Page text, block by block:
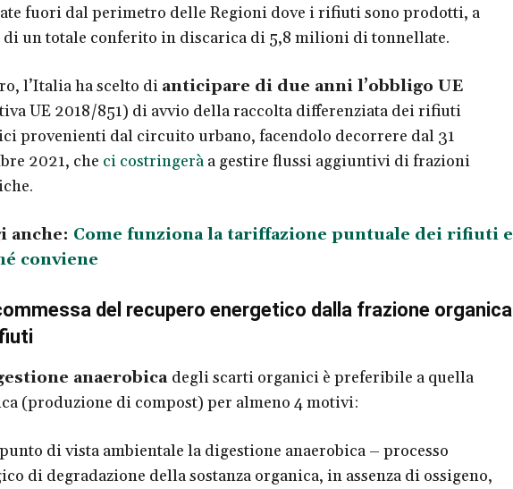
fuori dal perimetro delle Regioni dove i rifiuti sono prodotti, a
un totale conferito in discarica di 5,8 milioni di tonnellate.
l’Italia ha scelto di anticipare di due anni l’obbligo UE
UE 2018/851) di avvio della raccolta differenziata dei rifiuti
provenienti dal circuito urbano, facendolo decorrere dal 31
2021, che ci costringeràa gestire flussi aggiuntivi di frazioni
anche: Come funziona la tariffazione puntuale dei rifiuti e
conviene
del recupero energetico dalla frazione organica
anaerobica degli scarti organici è preferibile a quella
(produzione di compost) per almeno 4 motivi:
di vista ambientale la digestione anaerobica – processo
di degradazione della sostanza organica, in assenza di ossigeno,